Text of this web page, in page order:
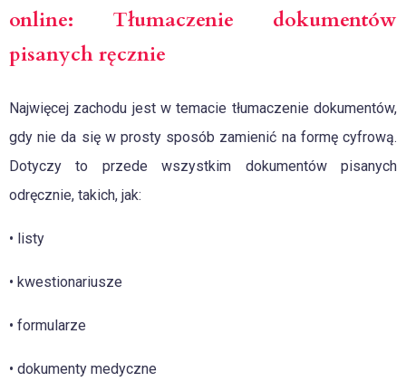
online: Tłumaczenie dokumentów
pisanych ręcznie
Najwięcej zachodu jest w temacie tłumaczenie dokumentów,
gdy nie da się w prosty sposób zamienić na formę cyfrową.
Dotyczy to przede wszystkim dokumentów pisanych
odręcznie, takich, jak:
• listy
• kwestionariusze
• formularze
• dokumenty medyczne